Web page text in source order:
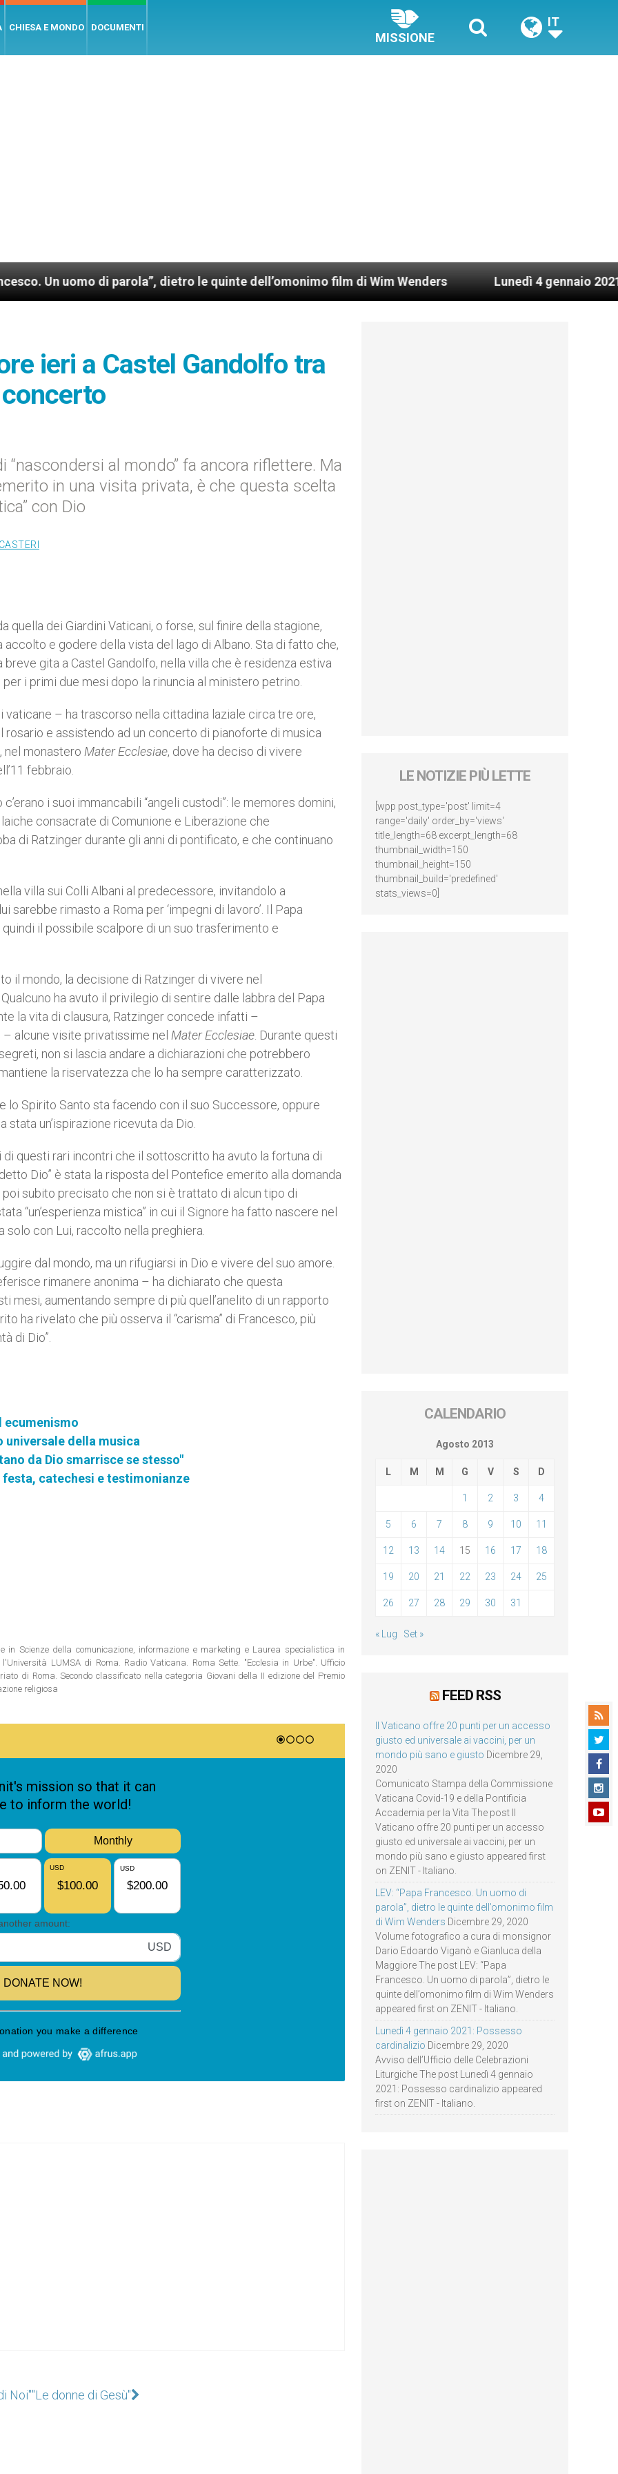
CHIESA E MONDO DOCUMENTI
MISSIONE
IT
di parola”, dietro le quinte dell’omonimo film di Wim Wenders Lunedì 4 gennaio 2021:
ieri a Castel Gandolfo tra
al mondo” fa ancora riflettere. Ma
in una visita privata, è che questa scelta
con Dio
quella dei Giardini Vaticani, o forse, sul finire della stagione,
e godere della vista del lago di Albano. Sta di fatto che,
gita a Castel Gandolfo, nella villa che è residenza estiva
i primi due mesi dopo la rinuncia al ministero petrino.
– ha trascorso nella cittadina laziale circa tre ore,
e assistendo ad un concerto di pianoforte di musica
nel monastero Mater Ecclesiae, dove ha deciso di vivere
febbraio.
i suoi immancabili “angeli custodi”: le memores domini,
consacrate di Comunione e Liberazione che
di Ratzinger durante gli anni di pontificato, e che continuano
villa sui Colli Albani al predecessore, invitandolo a
rimasto a Roma per ‘impegni di lavoro’. Il Papa
il possibile scalpore di un suo trasferimento e
il mondo, la decisione di Ratzinger di vivere nel
ha avuto il privilegio di sentire dalle labbra del Papa
la vita di clausura, Ratzinger concede infatti –
alcune visite privatissime nel Mater Ecclesiae . Durante questi
non si lascia andare a dichiarazioni che potrebbero
la riservatezza che lo ha sempre caratterizzato.
Spirito Santo sta facendo con il suo Successore, oppure
un’ispirazione ricevuta da Dio.
questi rari incontri che il sottoscritto ha avuto la fortuna di
Dio” è stata la risposta del Pontefice emerito alla domanda
subito precisato che non si è trattato di alcun tipo di
“un’esperienza mistica” in cui il Signore ha fatto nascere nel
solo con Lui, raccolto nella preghiera.
dal mondo, ma un rifugiarsi in Dio e vivere del suo amore.
rimanere anonima – ha dichiarato che questa
mesi, aumentando sempre di più quell’anelito di un rapporto
ha rivelato che più osserva il “carisma” di Francesco, più
di Dio”.
ecumenismo
della musica
da Dio smarrisce se stesso"
catechesi e testimonianze
in Scienze della comunicazione, informazione e marketing e Laurea specialistica in
LUMSA di Roma. Radio Vaticana. Roma Sette. "Ecclesia in Urbe". Ufficio
di Roma. Secondo classificato nella categoria Giovani della II edizione del Premio
religiosa
Noi""Le donne di Gesù"
LE NOTIZIE PIÙ LETTE
[wpp post_type='post' limit=4
range='daily' order_by='views'
title_length=68 excerpt_length=68
thumbnail_width=150
thumbnail_height=150
thumbnail_build='predefined'
stats_views=0]
CALENDARIO
Agosto 2013
L M M G V S D
1 2 3 4
5 6 7 8 9 10 11
12 13 14 15 16 17 18
19 20 21 22 23 24 25
26 27 28 29 30 31
« Lug Set »
FEED RSS
Il Vaticano offre 20 punti per un accesso
giusto ed universale ai vaccini, per un
mondo più sano e giusto Dicembre 29,
2020
Comunicato Stampa della Commissione
Vaticana Covid-19 e della Pontificia
Accademia per la Vita The post Il
Vaticano offre 20 punti per un accesso
giusto ed universale ai vaccini, per un
mondo più sano e giusto appeared first
on ZENIT - Italiano.
LEV: “Papa Francesco. Un uomo di
parola”, dietro le quinte dell’omonimo film
di Wim Wenders Dicembre 29, 2020
Volume fotografico a cura di monsignor
Dario Edoardo Viganò e Gianluca della
Maggiore The post LEV: “Papa
Francesco. Un uomo di parola”, dietro le
quinte dell’omonimo film di Wim Wenders
appeared first on ZENIT - Italiano.
Lunedì 4 gennaio 2021: Possesso
cardinalizio Dicembre 29, 2020
Avviso dell’Ufficio delle Celebrazioni
Liturgiche The post Lunedì 4 gennaio
2021: Possesso cardinalizio appeared
first on ZENIT - Italiano.